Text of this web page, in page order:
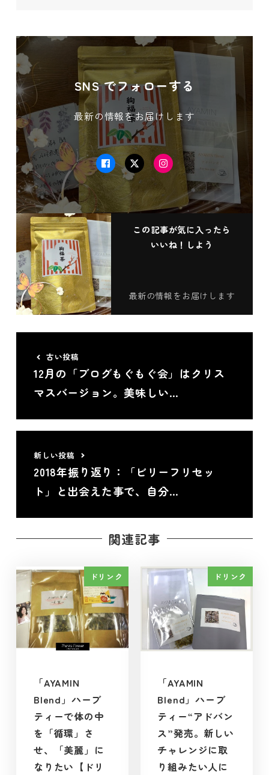
SNS でフォローする
最新の情報をお届けします
FacebookTwitterInstagram
この記事が気に入ったら
いいね！しよう
最新の情報をお届けします
古い投稿
12月の「ブログもぐもぐ会」はクリス
マスバージョン。美味しい…
新しい投稿
2018年振り返り：「ビリーフリセッ
ト」と出会えた事で、自分…
関連記事
ドリンク
「AYAMIN
Blend」ハーブ
ティーで体の中
を「循環」さ
せ、「美麗」に
なりたい【ドリ
ドリンク
「AYAMIN
Blend」ハーブ
ティー“アドバン
ス”発売。新しい
チャレンジに取
り組みたい人に